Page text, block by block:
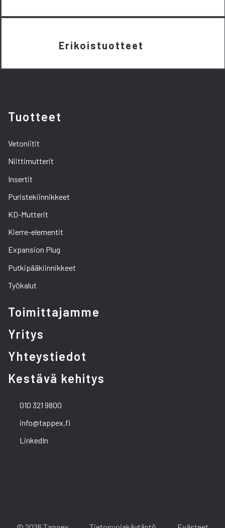
Erikoistuotteet
Tuotteet
Vetoniitit
Niittimutterit
Insertit
Puristekiinnikkeet
KD-Mutterit
Kierre-elementit
Expansion Plug
Putkipääkiinnikkeet
Työkalut
Toimittajamme
Yritys
Yhteystiedot
Kestävä kehitys
010 321 9800
info@tappex.fi
LinkedIn